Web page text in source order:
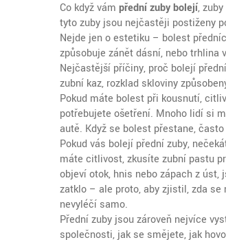
Co když vám přední zuby bolejí,
tyto zuby jsou nejčastěji postiženy
Nejde jen o estetiku – bolest
způsobuje zánět dásní, nebo trhlina
Nejčastější příčiny, proč bolejí
zubní kaz, rozklad skloviny
Pokud máte bolest při kousnutí,
potřebujete ošetření. Mnoho lidí si
autě. Když se bolest přestane,
Pokud vás bolejí přední zuby,
máte citlivost, zkusíte zubní pastu
objeví otok, hnis nebo zápach z
zatklo – ale proto, aby zjistil, zda se
nevyléčí samo.
Přední zuby jsou zároveň nejvíce
společnosti, jak se smějete, jak